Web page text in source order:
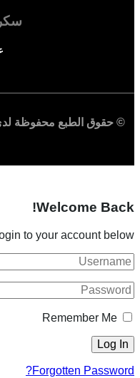
© حقوق الطبع محفوظة
Welcome Back!
to your account below
Remember Me
Forgotten Password?